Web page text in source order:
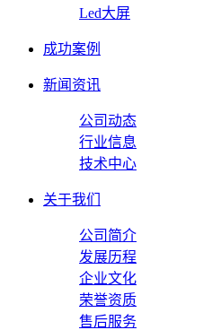
Led大屏
成功案例
新闻资讯
公司动态
行业信息
技术中心
关于我们
公司简介
发展历程
企业文化
荣誉资质
售后服务